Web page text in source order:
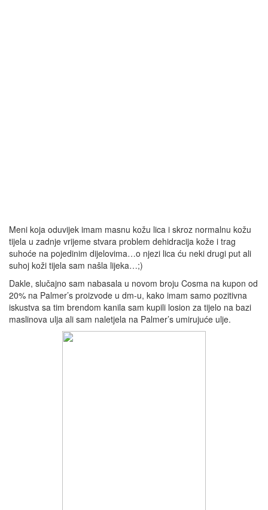
Meni koja oduvijek imam masnu kožu lica i skroz normalnu kožu
tijela u zadnje vrijeme stvara problem dehidracija kože i trag
suhoće na pojedinim dijelovima…o njezi lica ću neki drugi put ali
suhoj koži tijela sam našla lijeka…;)
Dakle, slučajno sam nabasala u novom broju Cosma na kupon od
20% na Palmer’s proizvode u dm-u, kako imam samo pozitivna
iskustva sa tim brendom kanila sam kupili losion za tijelo na bazi
maslinova ulja ali sam naletjela na Palmer’s umirujuće ulje.